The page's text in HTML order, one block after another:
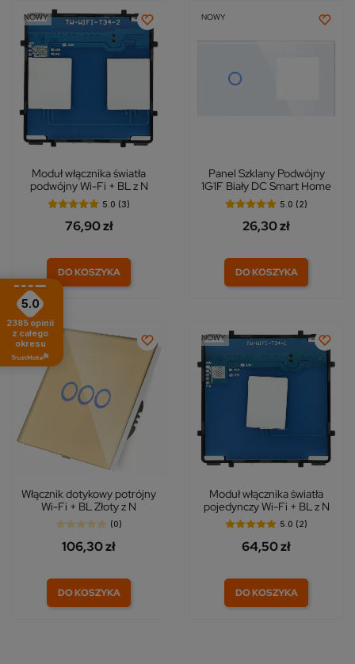
NOWY
Moduł włącznika światła
podwójny Wi-Fi + BL z N
5.0 (3)
76,90 zł
DO KOSZYKA
NOWY
Panel Szklany Podwójny
1G1F Biały DC Smart Home
5.0 (2)
26,30 zł
DO KOSZYKA
NOWY
Włącznik dotykowy potrójny
Wi-Fi + BL Złoty z N
(0)
106,30 zł
DO KOSZYKA
NOWY
Moduł włącznika światła
pojedynczy Wi-Fi + BL z N
5.0 (2)
64,50 zł
DO KOSZYKA
5.0
2385 opinii
z całego
okresu